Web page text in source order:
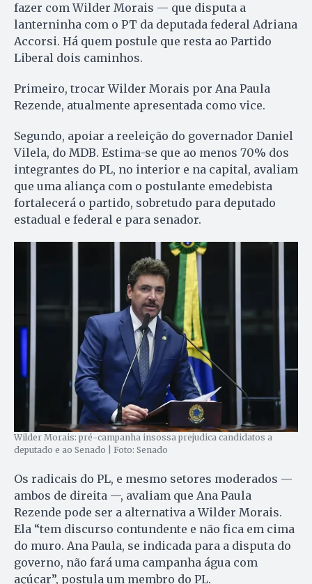
fazer com Wilder Morais — que disputa a
lanterninha com o PT da deputada federal Adriana
Accorsi. Há quem postule que resta ao Partido
Liberal dois caminhos.
Primeiro, trocar Wilder Morais por Ana Paula
Rezende, atualmente apresentada como vice.
Segundo, apoiar a reeleição do governador Daniel
Vilela, do MDB. Estima-se que ao menos 70% dos
integrantes do PL, no interior e na capital, avaliam
que uma aliança com o postulante emedebista
fortalecerá o partido, sobretudo para deputado
estadual e federal e para senador.
Wilder Morais: pré-campanha insossa prejudica candidatos a
deputado e ao Senado | Foto: Senado
Os radicais do PL, e mesmo setores moderados —
ambos de direita —, avaliam que Ana Paula
Rezende pode ser a alternativa a Wilder Morais.
Ela “tem discurso contundente e não fica em cima
do muro. Ana Paula, se indicada para a disputa do
governo, não fará uma campanha água com
açúcar”, postula um membro do PL.